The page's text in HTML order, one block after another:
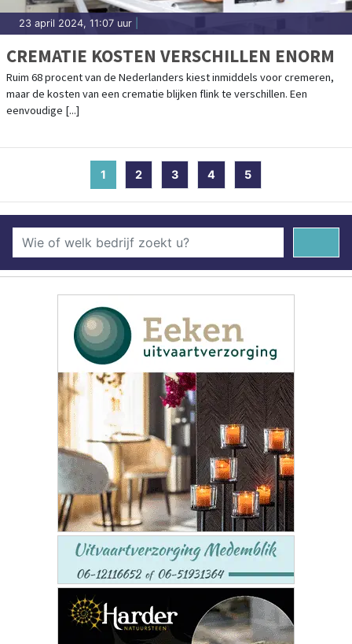
23 april 2024, 11:07 uur
CREMATIE KOSTEN VERSCHILLEN ENORM
Ruim 68 procent van de Nederlanders kiest inmiddels voor cremeren,
maar de kosten van een crematie blijken flink te verschillen. Een
eenvoudige [...]
1 (current)
2 3 4 5